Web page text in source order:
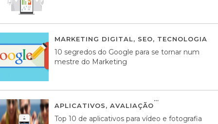
MARKETING DIGITAL, SEO, TECNOLOGIA
10 segredos do Google para se tornar num
mestre do Marketing
APLICATIVOS, AVALIAÇÃO
Top 10 de aplicativos para vídeo e fotografia